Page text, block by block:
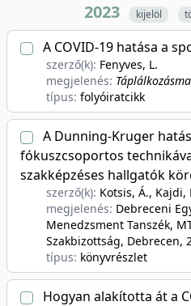
2023 kijelöl
A COVID-19 hatása a
szerző(k): Fenyves, L.
megjelenés:
típus: folyóiratcikk
A Dunning-Kruger
fókuszcsoportos
szakképzéses hallgatók
szerző(k): Kotsis, Á., Kajdi,
megjelenés: Debreceni
Menedzsment Tanszék,
Szakbizottság, Debrecen,
típus: könyvrészlet
Hogyan alakította át a